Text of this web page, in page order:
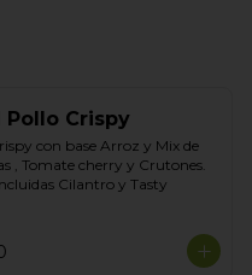
Pollo Crispy
con base Arroz y Mix de
, Tomate cherry y Crutones.
Cilantro y Tasty